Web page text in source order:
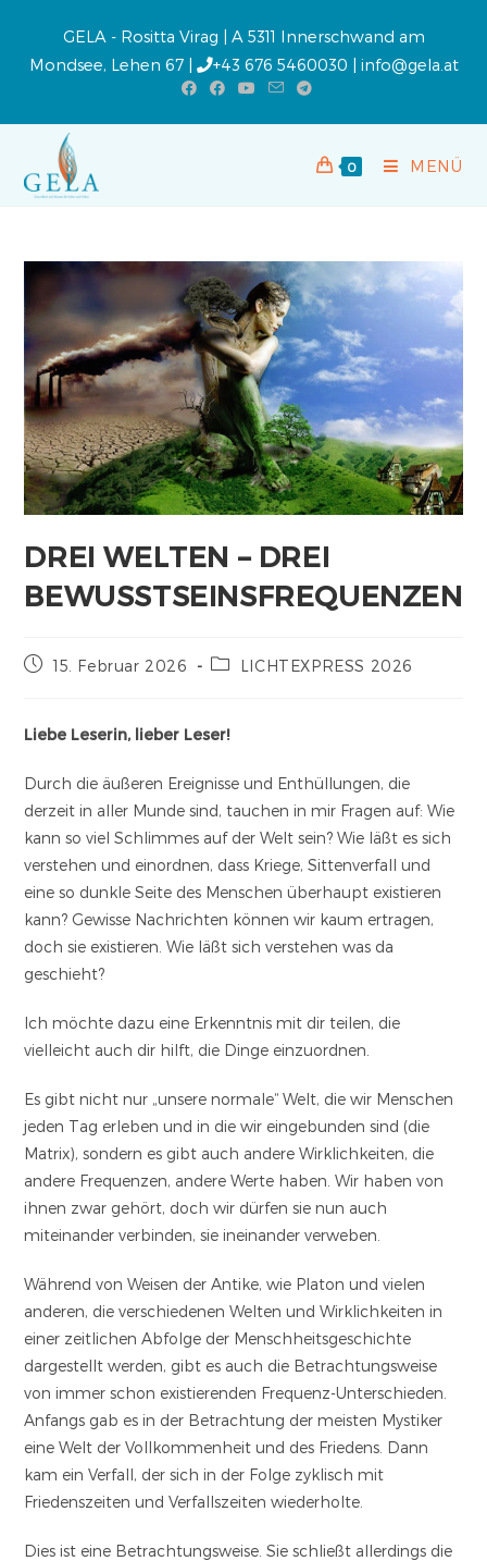
GELA - Rositta Virag | A 5311 Innerschwand am
Mondsee, Lehen 67 |
+43 676 5460030 | info@gela.at
0 MENÜ
DREI WELTEN – DREI
BEWUSSTSEINSFREQUENZEN
15. Februar 2026 LICHTEXPRESS 2026
Liebe Leserin, lieber Leser!
Durch die äußeren Ereignisse und Enthüllungen, die
derzeit in aller Munde sind, tauchen in mir Fragen auf: Wie
kann so viel Schlimmes auf der Welt sein? Wie läßt es sich
verstehen und einordnen, dass Kriege, Sittenverfall und
eine so dunkle Seite des Menschen überhaupt existieren
kann? Gewisse Nachrichten können wir kaum ertragen,
doch sie existieren. Wie läßt sich verstehen was da
geschieht?
Ich möchte dazu eine Erkenntnis mit dir teilen, die
vielleicht auch dir hilft, die Dinge einzuordnen.
Es gibt nicht nur „unsere normale“ Welt, die wir Menschen
jeden Tag erleben und in die wir eingebunden sind (die
Matrix), sondern es gibt auch andere Wirklichkeiten, die
andere Frequenzen, andere Werte haben. Wir haben von
ihnen zwar gehört, doch wir dürfen sie nun auch
miteinander verbinden, sie ineinander verweben.
Während von Weisen der Antike, wie Platon und vielen
anderen, die verschiedenen Welten und Wirklichkeiten in
einer zeitlichen Abfolge der Menschheitsgeschichte
dargestellt werden, gibt es auch die Betrachtungsweise
von immer schon existierenden Frequenz-Unterschieden.
Anfangs gab es in der Betrachtung der meisten Mystiker
eine Welt der Vollkommenheit und des Friedens. Dann
kam ein Verfall, der sich in der Folge zyklisch mit
Friedenszeiten und Verfallszeiten wiederholte.
Dies ist eine Betrachtungsweise. Sie schließt allerdings die